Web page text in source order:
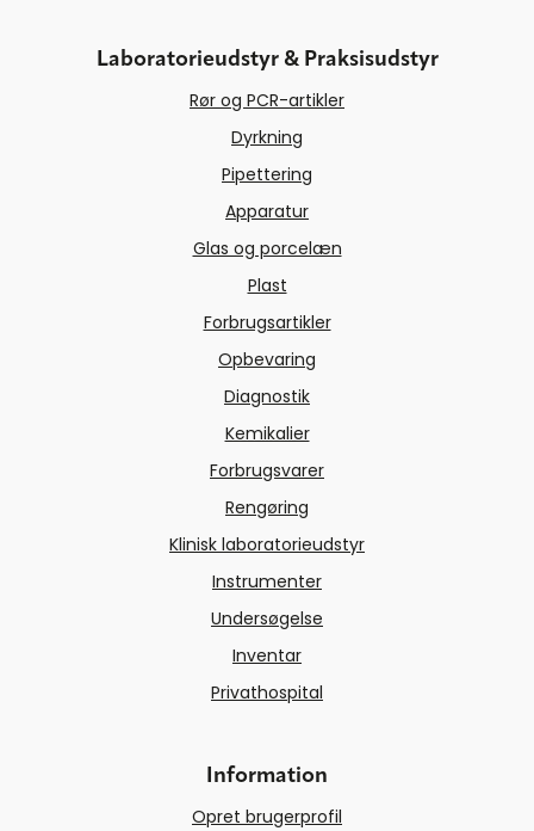
Laboratorieudstyr & Praksisudstyr
Rør og PCR-artikler
Dyrkning
Pipettering
Apparatur
Glas og porcelæn
Plast
Forbrugsartikler
Opbevaring
Diagnostik
Kemikalier
Forbrugsvarer
Rengøring
Klinisk laboratorieudstyr
Instrumenter
Undersøgelse
Inventar
Privathospital
Information
Opret brugerprofil